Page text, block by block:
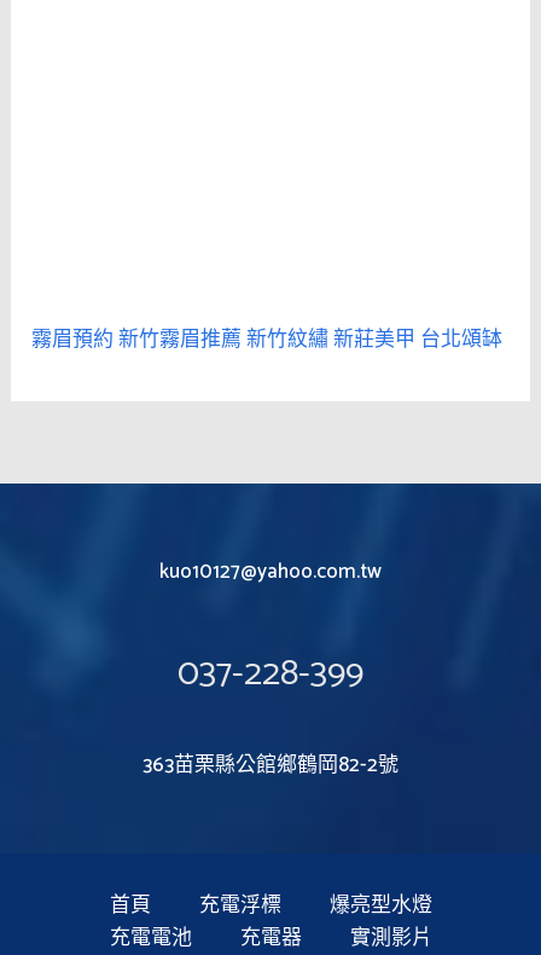
霧眉預約新竹霧眉推薦新竹紋繡新莊美甲 台北頌缽
kuo10127@yahoo.com.tw
037-228-399
363苗栗縣公館鄉鶴岡82-2號
首頁 充電浮標
爆亮型水燈
充電電池
充電器
實測影片